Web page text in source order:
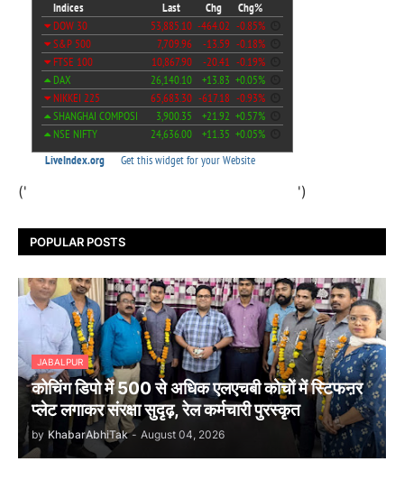
(' ')
POPULAR POSTS
JABALPUR
कोचिंग डिपो में 500 से अधिक एलएचबी कोचों में स्टिफऩर
प्लेट लगाकर संरक्षा सुदृढ़, रेल कर्मचारी पुरस्कृत
by KhabarAbhiTak - August 04, 2026